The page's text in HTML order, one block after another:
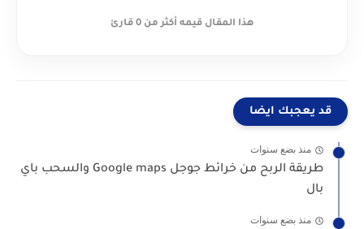
هذا المقال قيمه أكثر من 0 قارئ
قد يعجبك ايضا
منذ بضع سنوات
طريقة الربح من خرائط جوجل Google maps والسحب باي
بال
منذ بضع سنوات